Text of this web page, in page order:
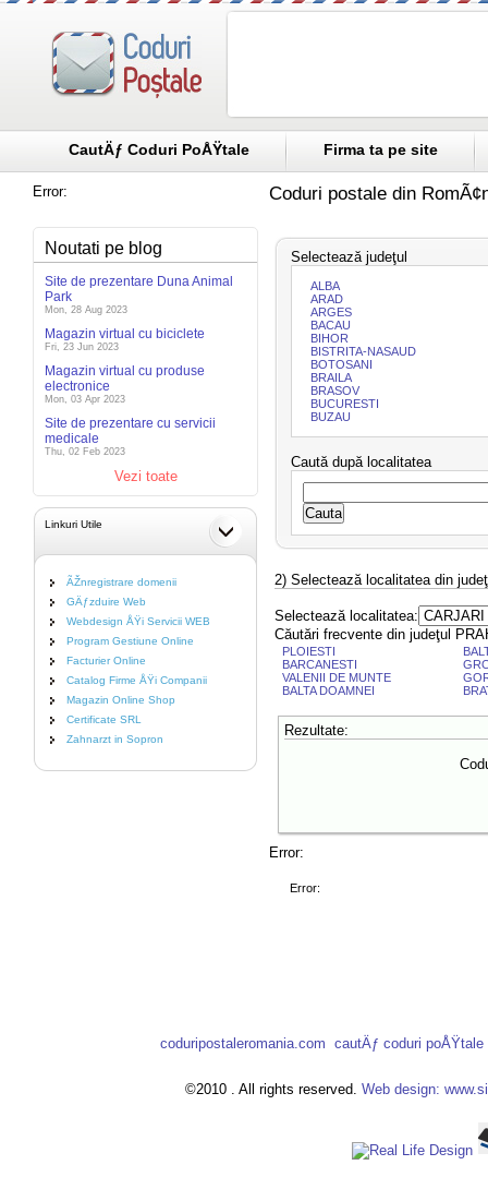
CautÄƒ Coduri PoÅŸtale Firma ta pe site
Error:
Noutati pe blog
Site de prezentare Duna Animal
Park
Mon, 28 Aug 2023
Magazin virtual cu biciclete
Fri, 23 Jun 2023
Magazin virtual cu produse
electronice
Mon, 03 Apr 2023
Site de prezentare cu servicii
medicale
Thu, 02 Feb 2023
Vezi toate
Linkuri Utile
ÃŽnregistrare domenii
GÄƒzduire Web
Webdesign ÅŸi Servicii WEB
Program Gestiune Online
Facturier Online
Catalog Firme ÅŸi Companii
Magazin Online Shop
Certificate SRL
Zahnarzt in Sopron
Coduri postale din
Selectează judeţul
ALBA
ARAD
ARGES
BACAU
BIHOR
BISTRITA-NASAUD
BOTOSANI
BRAILA
BRASOV
BUCURESTI
BUZAU
Caută după localitatea
2) Selectează localitatea din
Selectează localitatea:
Căutări frecvente din judeţul
PLOIESTI
BARCANESTI
VALENII DE MUNTE
BALTA DOAMNEI
Rezultate:
Error:
Error:
coduripostaleromania.com cautÄƒ coduri
©2010 . All rights reserved. Web design: